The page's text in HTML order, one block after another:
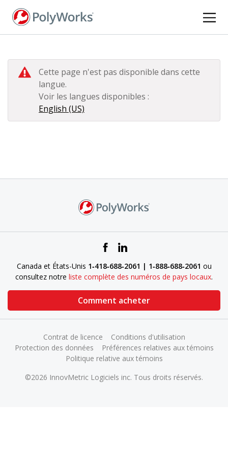
Cette page n'est pas disponible dans cette
langue.
Voir les langues disponibles :
English (US)
Canada et États-Unis 1‑418‑688‑2061 | 1‑888‑688‑2061 ou
consultez notre liste complète des numéros de pays locaux.
Comment acheter
©2026 InnovMetric Logiciels inc. Tous droits réservés.
Contrat de licence
Conditions d'utilisation
Protection des données
Préférences relatives aux témoins
Politique relative aux témoins